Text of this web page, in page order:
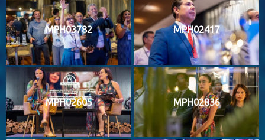
MPH03782 MPH02417
MPH02605 MPH02836